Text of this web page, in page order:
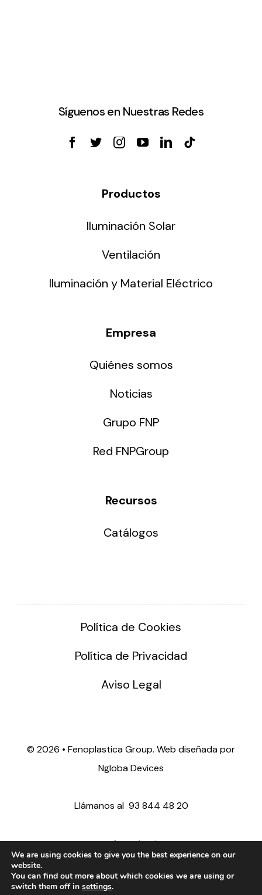
Síguenos en Nuestras Redes
Productos
Iluminación Solar
Ventilación
Iluminación y Material Eléctrico
Empresa
Quiénes somos
Noticias
Grupo FNP
Red FNPGroup
Recursos
Catálogos
Política de Cookies
Política de Privacidad
Aviso Legal
© 2026 • Fenoplastica Group. Web diseñada por
Ngloba Devices
Llámanos al 93 844 48 20
ventas@fenoplastica.com
export@fenoplastica.com
We are using cookies to give you the best experience on our
website.
You can find out more about which cookies we are using or
switch them off in settings.